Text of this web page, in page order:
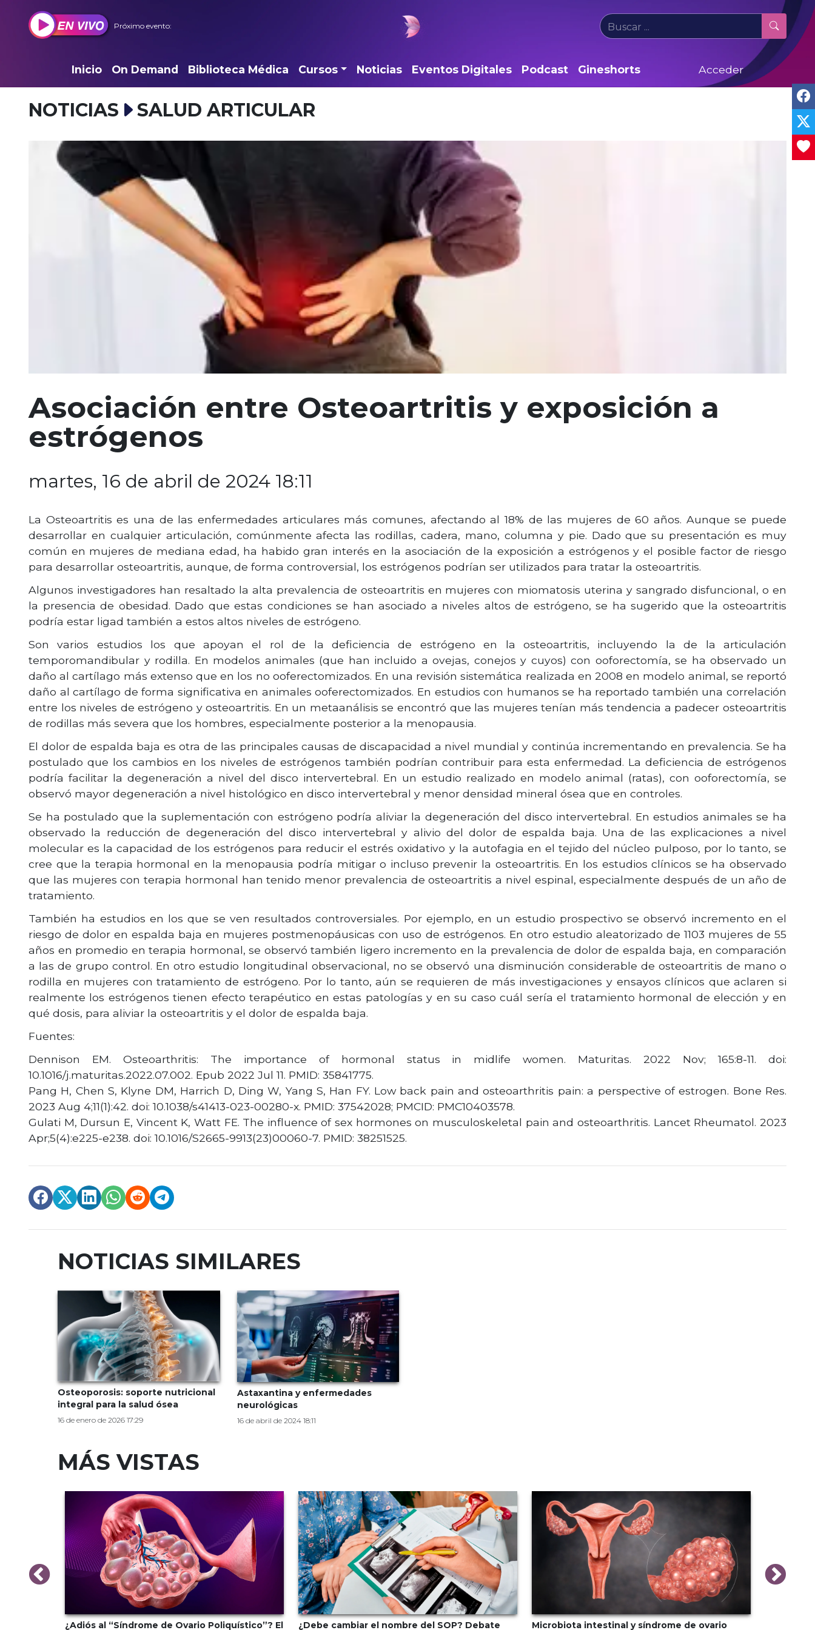
Próximo evento:
Inicio On Demand Biblioteca Médica Cursos Noticias Eventos Digitales Podcast Gineshorts Acceder
NOTICIAS SALUD ARTICULAR
Asociación entre Osteoartritis y exposición a
estrógenos
martes, 16 de abril de 2024 18:11
La Osteoartritis es una de las enfermedades articulares más comunes, afectando al 18% de las mujeres de 60 años. Aunque se puede
desarrollar en cualquier articulación, comúnmente afecta las rodillas, cadera, mano, columna y pie. Dado que su presentación es muy
común en mujeres de mediana edad, ha habido gran interés en la asociación de la exposición a estrógenos y el posible factor de riesgo
para desarrollar osteoartritis, aunque, de forma controversial, los estrógenos podrían ser utilizados para tratar la osteoartritis.
Algunos investigadores han resaltado la alta prevalencia de osteoartritis en mujeres con miomatosis uterina y sangrado disfuncional, o en
la presencia de obesidad. Dado que estas condiciones se han asociado a niveles altos de estrógeno, se ha sugerido que la osteoartritis
podría estar ligad también a estos altos niveles de estrógeno.
Son varios estudios los que apoyan el rol de la deficiencia de estrógeno en la osteoartritis, incluyendo la de la articulación
temporomandibular y rodilla. En modelos animales (que han incluido a ovejas, conejos y cuyos) con ooforectomía, se ha observado un
daño al cartílago más extenso que en los no ooferectomizados. En una revisión sistemática realizada en 2008 en modelo animal, se reportó
daño al cartílago de forma significativa en animales ooferectomizados. En estudios con humanos se ha reportado también una correlación
entre los niveles de estrógeno y osteoartritis. En un metaanálisis se encontró que las mujeres tenían más tendencia a padecer osteoartritis
de rodillas más severa que los hombres, especialmente posterior a la menopausia.
El dolor de espalda baja es otra de las principales causas de discapacidad a nivel mundial y continúa incrementando en prevalencia. Se ha
postulado que los cambios en los niveles de estrógenos también podrían contribuir para esta enfermedad. La deficiencia de estrógenos
podría facilitar la degeneración a nivel del disco intervertebral. En un estudio realizado en modelo animal (ratas), con ooforectomía, se
observó mayor degeneración a nivel histológico en disco intervertebral y menor densidad mineral ósea que en controles.
Se ha postulado que la suplementación con estrógeno podría aliviar la degeneración del disco intervertebral. En estudios animales se ha
observado la reducción de degeneración del disco intervertebral y alivio del dolor de espalda baja. Una de las explicaciones a nivel
molecular es la capacidad de los estrógenos para reducir el estrés oxidativo y la autofagia en el tejido del núcleo pulposo, por lo tanto, se
cree que la terapia hormonal en la menopausia podría mitigar o incluso prevenir la osteoartritis. En los estudios clínicos se ha observado
que las mujeres con terapia hormonal han tenido menor prevalencia de osteoartritis a nivel espinal, especialmente después de un año de
tratamiento.
También ha estudios en los que se ven resultados controversiales. Por ejemplo, en un estudio prospectivo se observó incremento en el
riesgo de dolor en espalda baja en mujeres postmenopáusicas con uso de estrógenos. En otro estudio aleatorizado de 1103 mujeres de 55
años en promedio en terapia hormonal, se observó también ligero incremento en la prevalencia de dolor de espalda baja, en comparación
a las de grupo control. En otro estudio longitudinal observacional, no se observó una disminución considerable de osteoartritis de mano o
rodilla en mujeres con tratamiento de estrógeno. Por lo tanto, aún se requieren de más investigaciones y ensayos clínicos que aclaren si
realmente los estrógenos tienen efecto terapéutico en estas patologías y en su caso cuál sería el tratamiento hormonal de elección y en
qué dosis, para aliviar la osteoartritis y el dolor de espalda baja.
Fuentes:
Dennison EM. Osteoarthritis: The importance of hormonal status in midlife women. Maturitas. 2022 Nov; 165:8-11. doi:
10.1016/j.maturitas.2022.07.002. Epub 2022 Jul 11. PMID: 35841775.
Pang H, Chen S, Klyne DM, Harrich D, Ding W, Yang S, Han FY. Low back pain and osteoarthritis pain: a perspective of estrogen. Bone Res.
2023 Aug 4;11(1):42. doi: 10.1038/s41413-023-00280-x. PMID: 37542028; PMCID: PMC10403578.
Gulati M, Dursun E, Vincent K, Watt FE. The influence of sex hormones on musculoskeletal pain and osteoarthritis. Lancet Rheumatol. 2023
Apr;5(4):e225-e238. doi: 10.1016/S2665-9913(23)00060-7. PMID: 38251525.
NOTICIAS SIMILARES
Osteoporosis: soporte nutricional
integral para la salud ósea
16 de enero de 2026 17:29
Astaxantina y enfermedades
neurológicas
16 de abril de 2024 18:11
MÁS VISTAS
¿Adiós al “Síndrome de Ovario Poliquístico”? El ¿Debe cambiar el nombre del SOP? Debate Microbiota intestinal y síndrome de ovario